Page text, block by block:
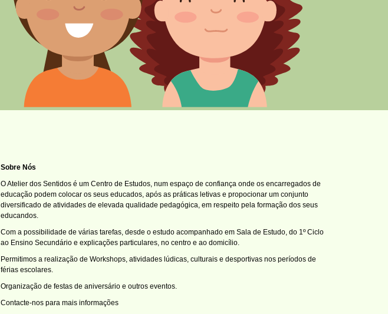
Sobre Nós
O Atelier dos Sentidos é um Centro de Estudos, num espaço de confiança onde os encarregados de
educação podem colocar os seus educados, após as práticas letivas e propocionar um conjunto
diversificado de atividades de elevada qualidade pedagógica, em respeito pela formação dos seus
educandos.
Com a possibilidade de várias tarefas, desde o estudo acompanhado em Sala de Estudo, do 1º Ciclo
ao Ensino Secundário e explicações particulares, no centro e ao domicílio.
Permitimos a realização de Workshops, atividades lúdicas, culturais e desportivas nos períodos de
férias escolares.
Organização de festas de aniversário e outros eventos.
Contacte-nos para mais informações